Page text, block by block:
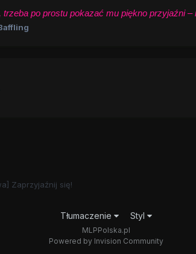
po prostu pokazać mu piękno przyjaźni –
Zaprzyjaźnij się!
Tłumaczenie Styl
MLPPolska.pl
Powered by Invision Community